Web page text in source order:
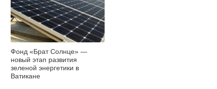
Фонд «Брат Солнце» —
новый этап развития
зеленой энергетики в
Ватикане